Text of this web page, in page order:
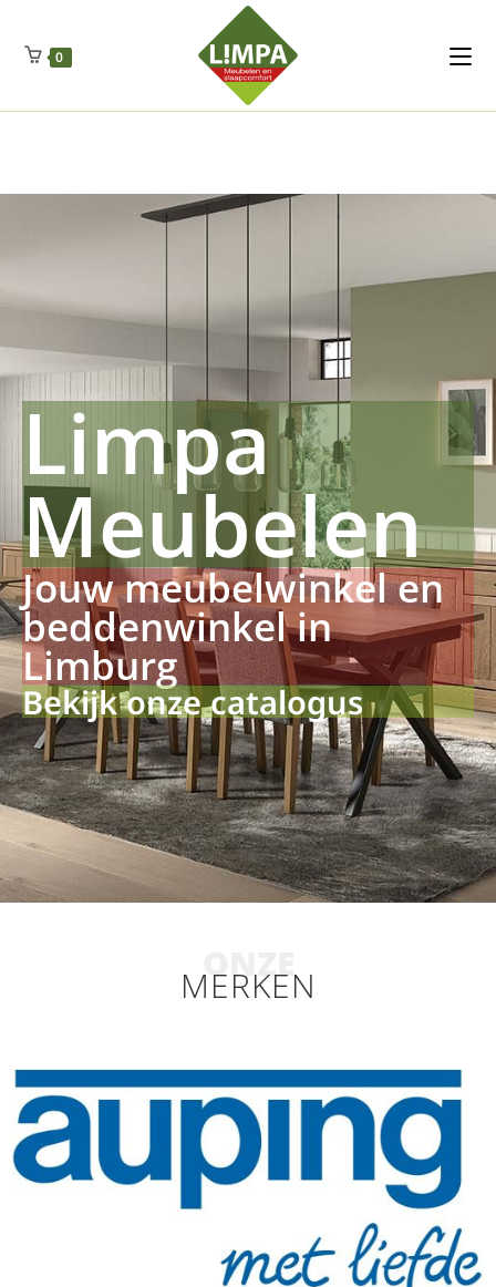
Regenschut
Drueckerpro
Fettsauren Dekemax Kapselmed
Luftkuhlen Zauberfan Netzfenste Insektensc
0
Limpa
Meubelen
Jouw meubelwinkel en
beddenwinkel in
Limburg
Bekijk onze catalogus
ONZE
MERKEN